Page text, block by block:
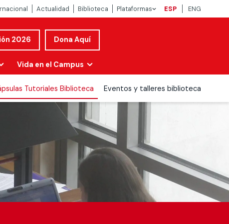
Actualidad Biblioteca Plataformas ESP ENG
2026 Dona Aquí
Vida en el Campus
Tutoriales Biblioteca Eventos y talleres biblioteca